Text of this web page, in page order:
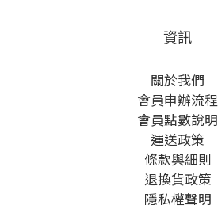
資訊
關於我們
會員申辦流程
會員點數說明
運送政策
條款與細則
退換貨政策
隱私權聲明